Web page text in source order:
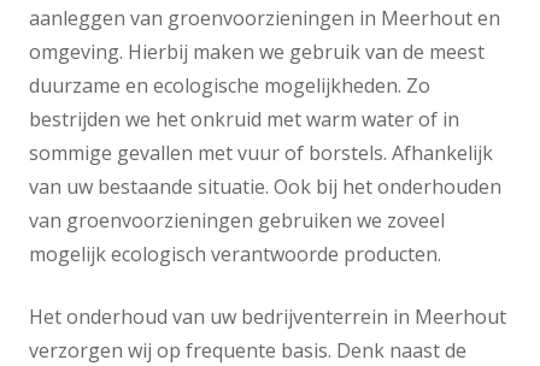
aanleggen van groenvoorzieningen in Meerhout en
omgeving. Hierbij maken we gebruik van de meest
duurzame en ecologische mogelijkheden. Zo
bestrijden we het onkruid met warm water of in
sommige gevallen met vuur of borstels. Afhankelijk
van uw bestaande situatie. Ook bij het onderhouden
van groenvoorzieningen gebruiken we zoveel
mogelijk ecologisch verantwoorde producten.
Het onderhoud van uw bedrijventerrein in Meerhout
verzorgen wij op frequente basis. Denk naast de